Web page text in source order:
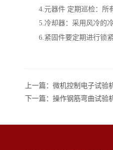
4.元器件 定期巡检：所
5.冷却器：采用风冷的
6.紧固件要定期进行锁
上一篇： 微机控制电子试验
下一篇： 操作钢筋弯曲试验